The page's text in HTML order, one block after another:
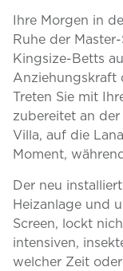
Ihre Morgen in
Ruhe der
Kingsize-Betts
Anziehungskraft
Treten Sie mit
zubereitet an
Villa, auf die
Moment,
Der neu
Heizanlage und
Screen, lockt
intensiven,
welcher Zeit